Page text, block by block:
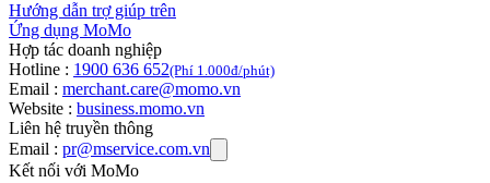
Hướng dẫn trợ giúp trên
Ứng dụng MoMo
Hợp tác doanh nghiệp
Hotline : 1900 636 652(Phí 1.000đ/phút)
Email : merchant.care@momo.vn
Website : business.momo.vn
Liên hệ truyền thông
Email : pr@mservice.com.vn
Kết nối với MoMo